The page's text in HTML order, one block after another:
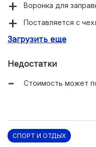
Воронка для
Поставляется с
Сравнительно
Загрузить еще
Недостатки
Стоимость может
СПОРТ И ОТДЫХ